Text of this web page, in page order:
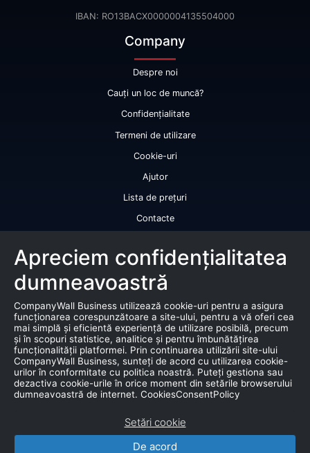
IBAN: RO13BACX0000004135504000
Company
Despre noi
Cauți un loc de muncă?
Confidențialitate
Termeni de utilizare
Cookie-uri
Ajutor
Lista de prețuri
Contacte
Serviciile noastre
Rating de credit
Raport de bonitate
Certificat de bonitate financiară
Produse
Falimente
Bază de date de marketing
Apreciem confidențialitatea
dumneavoastră
CompanyWall Business utilizează cookie-uri pentru a asigura
funcționarea corespunzătoare a site-ului, pentru a vă oferi cea
mai simplă și eficientă experiență de utilizare posibilă, precum
și în scopuri statistice, analitice și pentru îmbunătățirea
funcționalității platformei. Prin continuarea utilizării site-ului
CompanyWall Business, sunteți de acord cu utilizarea cookie-
urilor în conformitate cu politica noastră. Puteți gestiona sau
dezactiva cookie-urile în orice moment din setările browserului
dumneavoastră de internet. CookiesConsentPolicy
Setări cookie
De acord